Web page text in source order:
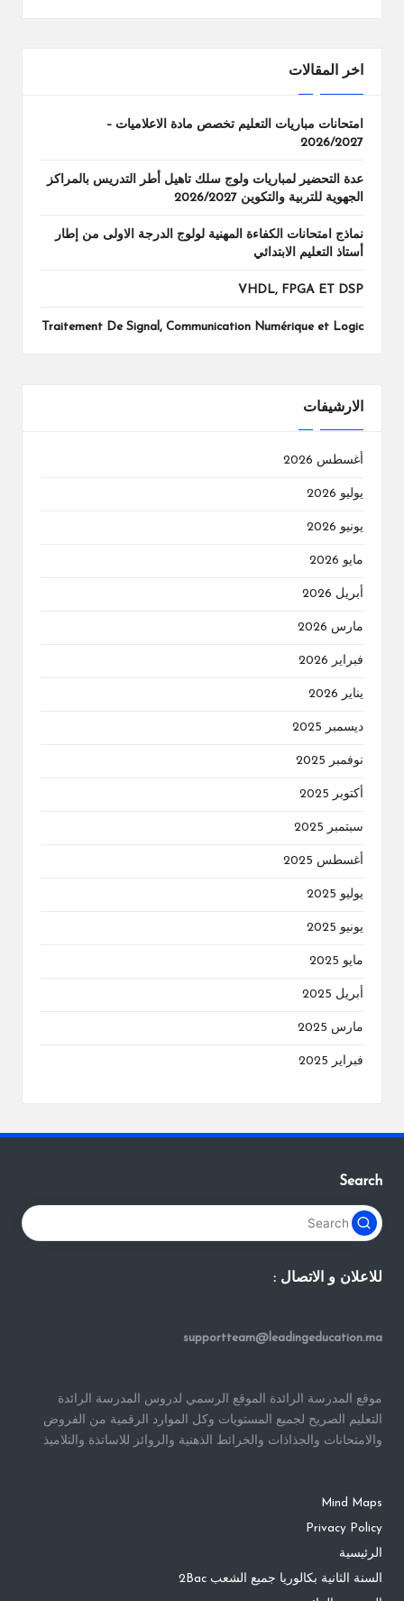
اخر المقالات
امتحانات مباريات التعليم تخصص مادة الاعلاميات –
2026/2027
عدة التحضير لمباريات ولوج سلك تاهيل أطر التدريس بالمراكز
الجهوية للتربية والتكوين 2026/2027
نماذج امتحانات الكفاءة المهنية لولوج الدرجة الاولى من إطار
أستاذ التعليم الابتدائي
VHDL, FPGA ET DSP
Traitement De Signal, Communication Numérique et Logic
الارشيفات
أغسطس 2026
يوليو 2026
يونيو 2026
مايو 2026
أبريل 2026
مارس 2026
فبراير 2026
يناير 2026
ديسمبر 2025
نوفمبر 2025
أكتوبر 2025
سبتمبر 2025
أغسطس 2025
يوليو 2025
يونيو 2025
مايو 2025
أبريل 2025
مارس 2025
فبراير 2025
Search
للاعلان و الاتصال :
supportteam@leadingeducation.ma
موقع المدرسة الرائدة الموقع الرسمي لدروس المدرسة الرائدة
التعليم الصريح لجميع المستويات وكل الموارد الرقمية من الفروض
والامتحانات والجذاذات والخرائط الذهنية والروائز للاساتذة والتلاميذ
Mind Maps
Privacy Policy
الرئيسية
السنة الثانية بكالوريا جميع الشعب 2Bac